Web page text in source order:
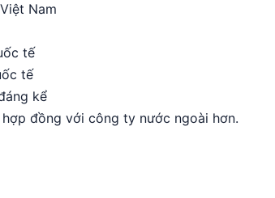
Nam
tế
tế
kể
đồng với công ty nước ngoài hơn.